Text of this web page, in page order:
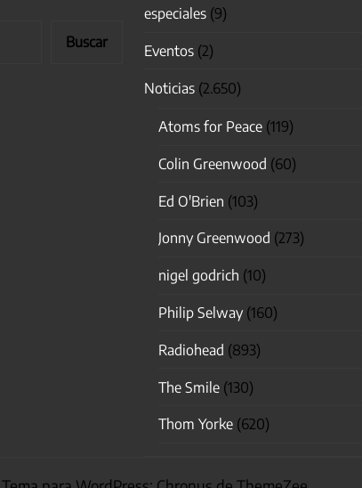
Buscar
especiales(9)
Eventos(2)
Noticias(2.650)
Atoms for Peace(119)
Colin Greenwood (60)
Ed O'Brien (103)
Jonny Greenwood (273)
nigel godrich (10)
Philip Selway(160)
Radiohead (893)
The Smile(130)
Thom Yorke(620)